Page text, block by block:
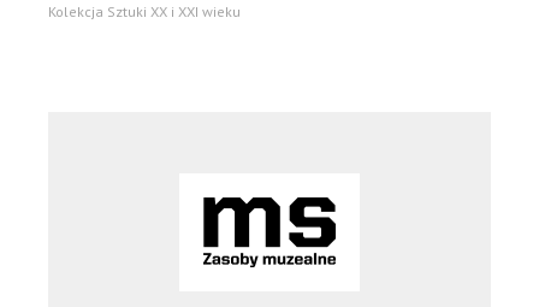
Kolekcja Sztuki XX i XXI wieku